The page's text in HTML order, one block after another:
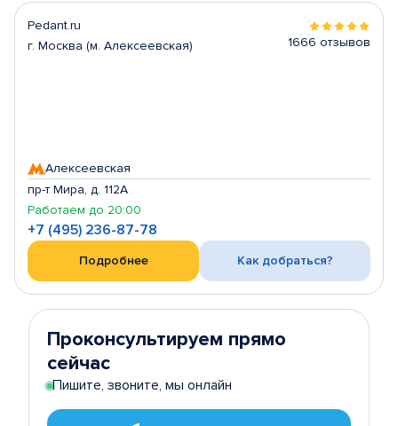
Pedant.ru
г. Москва (м. Алексеевская)
1666 отзывов
Алексеевская
пр-т Мира, д. 112А
Работаем до 20:00
+7 (495) 236-87-78
Подробнее Как добраться?
Проконсультируем прямо
сейчас
Пишите, звоните, мы онлайн